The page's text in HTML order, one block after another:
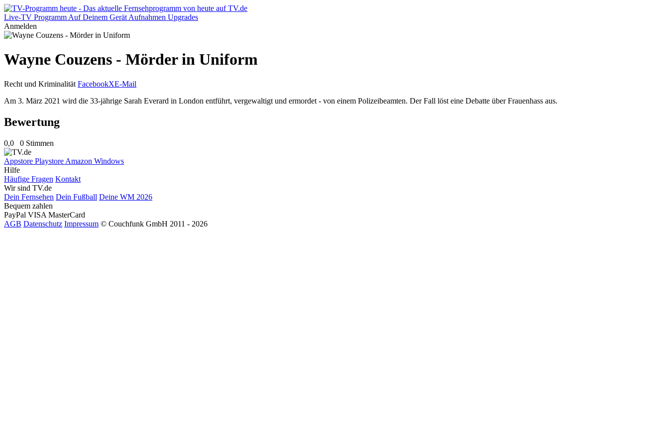
Live-TV Programm Auf Deinem Gerät Aufnahmen Upgrades
Anmelden
Wayne Couzens - Mörder in Uniform
Recht und Kriminalität FacebookXE-Mail
Am 3. März 2021 wird die 33-jährige Sarah Everard in London entführt, vergewaltigt und ermordet - von einem Polizeibeamten. Der Fall löst eine Debatte über Frauenhass aus.
Bewertung
0,0 0 Stimmen
Appstore Playstore Amazon Windows
Hilfe
Häufige Fragen Kontakt
Wir sind TV.de
Dein Fernsehen Dein Fußball Deine WM 2026
Bequem zahlen
PayPal VISA MasterCard
AGB Datenschutz Impressum © Couchfunk GmbH 2011 - 2026